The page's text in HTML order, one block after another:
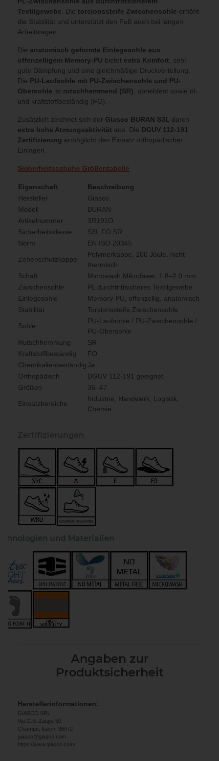
Textilgewebe . Die torsionssteife Zwischensohle erhöht
die Stabilität und unterstützt den Fuß auch bei langen
Arbeitstagen.
Die anatomisch geformte Einlegesohle aus
offenzelligem Memory-PU bietet extra Komfort , sehr
gute Dämpfung und eine gleichmäßige Druckverteilung.
Die PU-Laufsohle mit PU-Zwischensohle und PU-
Obersohle ist rutschhemmend (SR) , abriebfest sowie öl-
und kraftstoffbeständig (FO).
Zusätzlich zeichnet sich der Giasco BURAN S3L
durch
extra hohe Atmungsaktivität aus. Die DGUV 112-191
Zertifizierung ermöglicht den Einsatz orthopädischer
Einlagen.
Sicherheitsschuhe Größentabelle
Eigenschaft
Beschreibung
Hersteller
Giasco
Modell
BURAN
Artikelnummer
3R191O
Sicherheitsklasse
S3L FO SR
Norm
EN ISO 20345
Zehenschutzkappe
Polymerkappe, 200 Joule, nicht
thermisch
Schaft
Microwash Mikrofaser, 1,8–2,0 mm
Zwischensohle
PL durchtrittsicheres Textilgewebe
Einlegesohle
Memory-PU, offenzellig, anatomisch
Stabilität
Torsionssteife Zwischensohle
Sohle
PU-Laufsohle / PU-Zwischensohle /
PU-Obersohle
Rutschhemmung
SR
Kraftstoffbeständig
FO
Chemikalienbeständig Ja
Orthopädisch
DGUV 112-191 geeignet
Größen
36–47
Einsatzbereiche
Industrie, Handwerk, Logistik,
Chemie
und Materialien
Angaben zur
Produktsicherheit
Herstellerinformationen:
GIASCO SRL
Via G.B. Zaupa 50
Chiampo, Italien, 36072
giasco@giasco.com
https://www.giasco.com/